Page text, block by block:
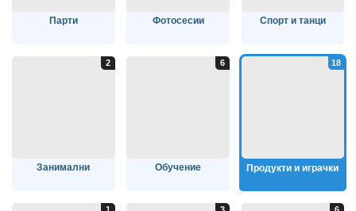
Парти Фотосесии Спорт и танци
Занимални Обучение Продукти и играчки